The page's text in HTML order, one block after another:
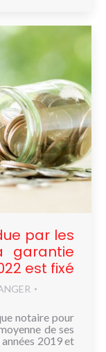
par les
garantie
est fixé
notaire pour
de ses
2019 et